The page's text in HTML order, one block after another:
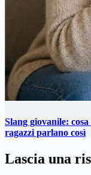
Slang giovanile:
ragazzi parlano così
Lascia una